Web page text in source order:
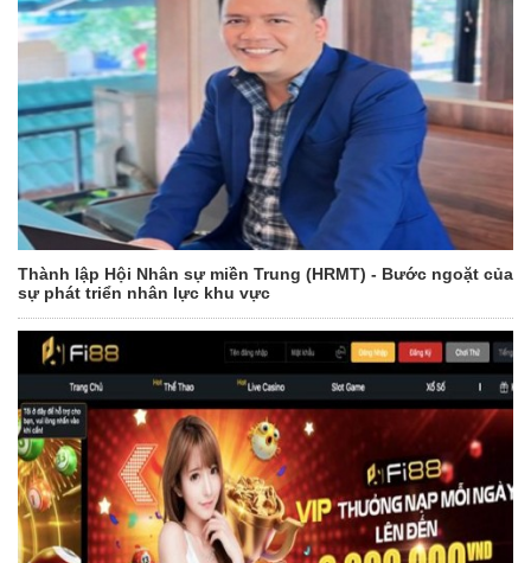
Thành lập Hội Nhân sự miền Trung (HRMT) - Bước ngoặt của
sự phát triển nhân lực khu vực